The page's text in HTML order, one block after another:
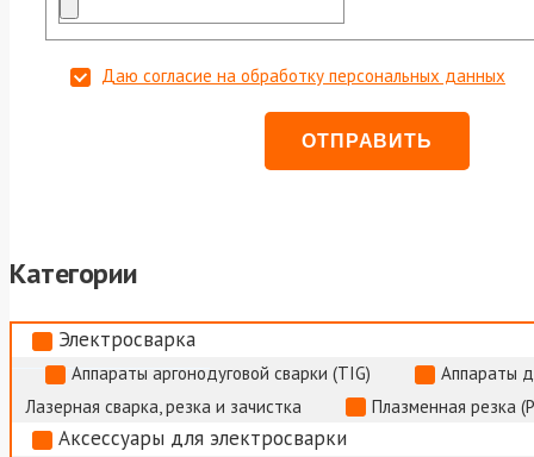
Даю согласие на обработку персональных данных
Категории
Электросварка
Аппараты аргонодуговой сварки (TIG)
Аппараты
Лазерная сварка, резка и зачистка
Плазменная резка
Аксессуары для электросварки